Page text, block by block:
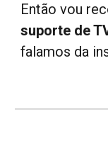
Então vou
suporte de
falamos da